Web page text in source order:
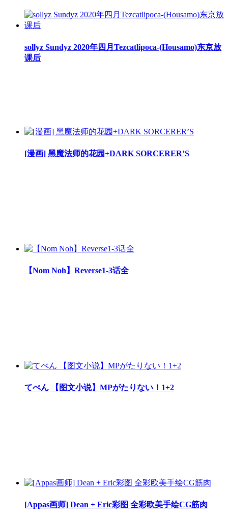
sollyz Sundyz 2020年四月Tezcatlipoca-(Housamo)东京放
课后
[漫画] 黑魔法师的花园+DARK SORCERER’S
【Nom Noh】Reverse1-3话全
てぺん 【图文小说】MPがたりない！1+2
[Appas画师] Dean + Eric彩图 全彩欧美手绘CG筋肉